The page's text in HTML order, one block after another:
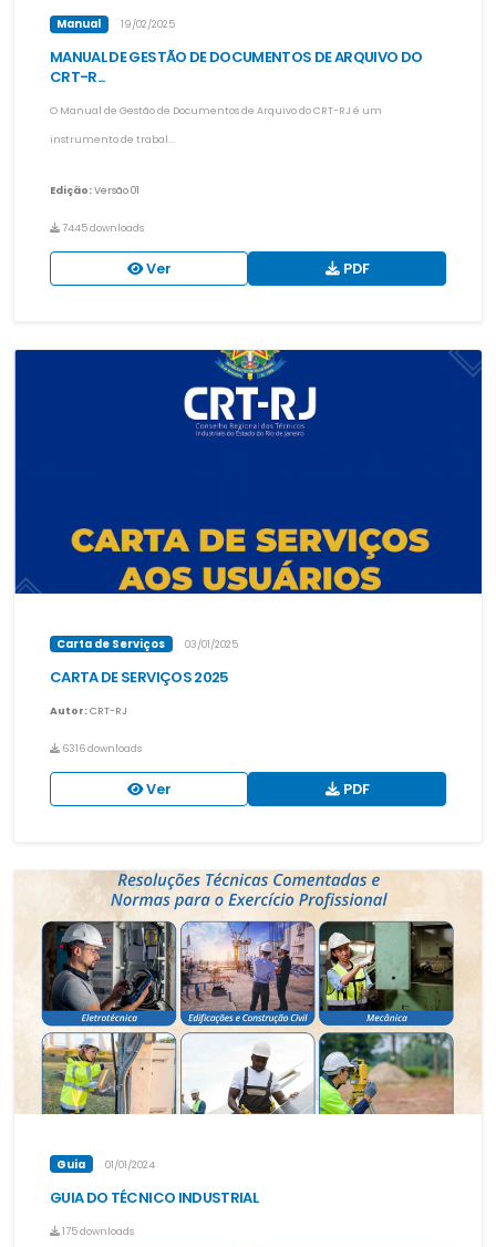
Manual 19/02/2025
MANUAL DE GESTÃO DE DOCUMENTOS DE ARQUIVO DO
CRT-R...
O Manual de Gestão de Documentos de Arquivo do CRT-RJ é um
instrumento de trabal...
Edição:Versão 01
7445 downloads
Ver PDF
Carta de Serviços 03/01/2025
CARTA DE SERVIÇOS 2025
Autor:CRT-RJ
6316 downloads
Ver PDF
Guia 01/01/2024
GUIA DO TÉCNICO INDUSTRIAL
175 downloads